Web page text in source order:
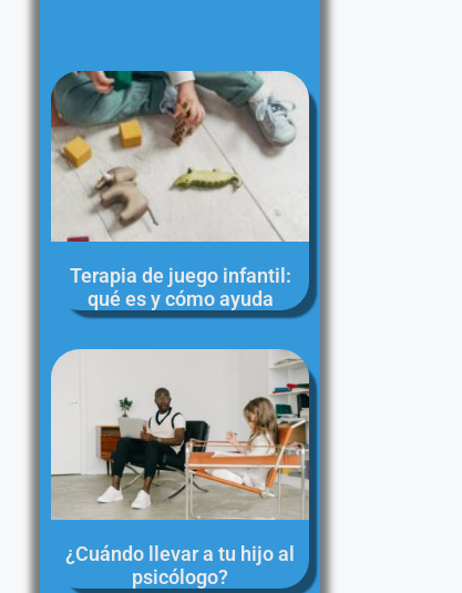
Terapia de juego infantil:
qué es y cómo ayuda
¿Cuándo llevar a tu hijo al
psicólogo?